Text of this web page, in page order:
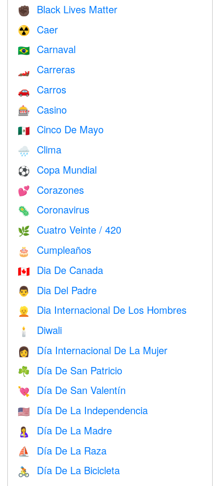
✊🏿 Black Lives Matter
☢️ Caer
🇧🇷 Carnaval
🏎 Carreras
🚗 Carros
🎰 Casino
🇲🇽 Cinco De Mayo
🌧 Clima
⚽ Copa Mundial
💕 Corazones
🦠 Coronavirus
🌿 Cuatro Veinte / 420
🎂 Cumpleaños
🇨🇦 Dia De Canada
👨 Dia Del Padre
👱 Dia Internacional De Los Hombres
🕯 Diwali
👩 Día Internacional De La Mujer
☘️ Día De San Patricio
💘 Día De San Valentín
🇺🇸 Día De La Independencia
🤱 Día De La Madre
⛵️ Día De La Raza
🚴 Día De La Bicicleta